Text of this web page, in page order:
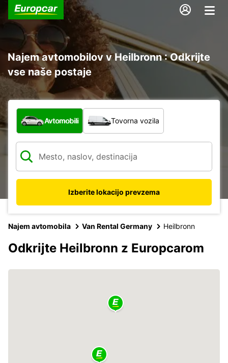
Najem avtomobilov v Heilbronn : Odkrijte
vse naše postaje
Katera vrsta vozila?
Avtomobili Tovorna vozila
Izberite lokacijo prevzema
Najem avtomobila Van Rental Germany Heilbronn
Odkrijte Heilbronn z Europcarom